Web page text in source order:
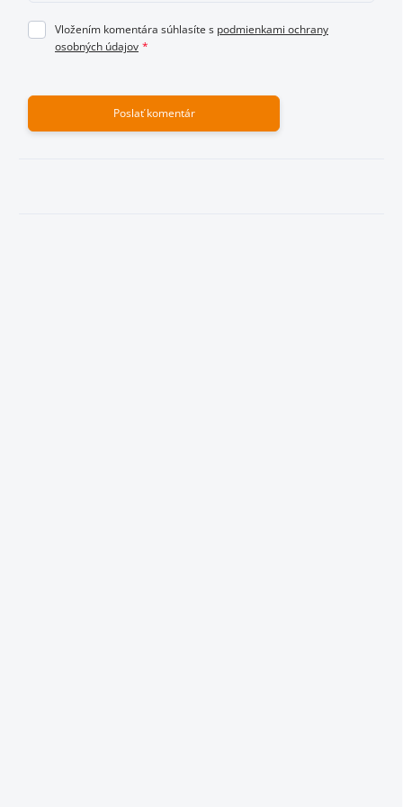
Odoslať hodnotenie
Vložením komentára súhlasíte s podmienkami ochrany
osobných údajov
Poslať komentár